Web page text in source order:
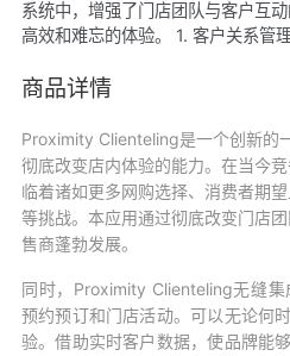
系统中，增强了门店团队与客户互
高效和难忘的体验。 1. 客户关系管理：利用实时客户数据，门店团
他们能够提供定制化建议、主动的
交易无缝进行。无论是在店内还是
捷的结账流程、保证产品可靠性和
均可充分为其提供服务。 3. 预约/预订：零售商可以通过应用程序
的预约安排功能，管理和优化与顾
牌能够创造近距离的、高度个性化
供了一种简化的方式来组织特殊活
到忠诚度奖励活动等，本应用将活
最大程度的客户参与。
商品详情
Proximity Clienteling是一个创新的
彻底改变店内体验的能力。在当今
临着诸如更多网购选择、消费者期
等挑战。本应用通过彻底改变门店
售商蓬勃发展。
同时， Proximity Clienteling无缝集
预约预订和门店活动。可以无论何
验。借助实时客户数据，使品牌能